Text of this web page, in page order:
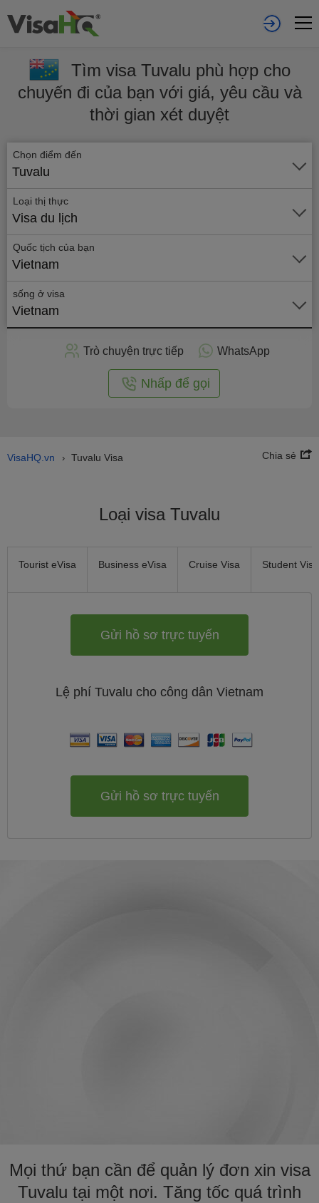
Tìm visa Tuvalu phù hợp cho
chuyến đi của bạn với giá, yêu cầu và
thời gian xét duyệt
Chọn điểm đến
Tuvalu
Loại thị thực
Visa du lịch
Quốc tịch của bạn
Vietnam
sống ở visa
Vietnam
Gửi
hồ
Trò chuyện trực tiếp WhatsApp
Nhấp để gọi
VisaHQ.vn › Tuvalu Visa Chia sẻ
Loại visa Tuvalu
Tourist eVisa Business eVisa Cruise Visa Student Visa
Gửi hồ sơ trực tuyến
Lệ phí Tuvalu cho công dân Vietnam
Gửi hồ sơ trực tuyến
Mọi thứ bạn cần để quản lý đơn xin visa
Tuvalu tại một nơi. Tăng tốc quá trình